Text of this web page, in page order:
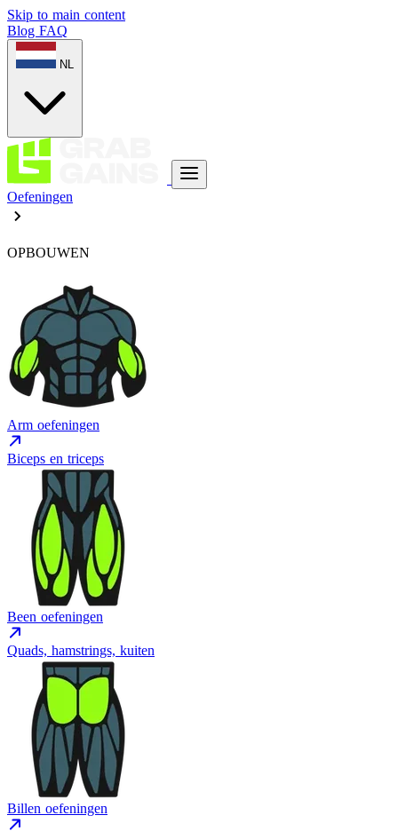
Skip to main content
Blog FAQ
NL
Oefeningen
OPBOUWEN
Arm oefeningen
Biceps en triceps
Been oefeningen
Quads, hamstrings, kuiten
Billen oefeningen